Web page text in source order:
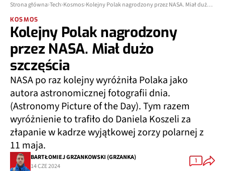
Strona główna Tech Kosmos Kolejny Polak nagrodzony przez NASA. Miał dużo szczęścia
KOSMOS
Kolejny Polak nagrodzony
przez NASA. Miał dużo
szczęścia
NASA po raz kolejny wyróżniła Polaka jako
autora astronomicznej fotografii dnia.
(Astronomy Picture of the Day). Tym razem
wyróżnienie to trafiło do Daniela Koszeli za
złapanie w kadrze wyjątkowej zorzy polarnej z
11 maja.
BARTŁOMIEJ GRZANKOWSKI (GRZANKA)
14 CZE 2024
1